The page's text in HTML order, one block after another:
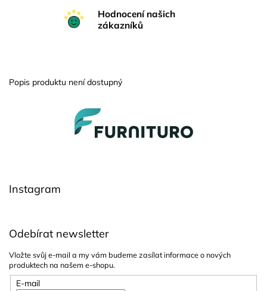
Hodnocení našich
zákazníků
Popis produktu není dostupný
Instagram
Odebírat newsletter
Vložte svůj e-mail a my vám budeme zasílat informace o nových
produktech na našem e-shopu.
E-mail